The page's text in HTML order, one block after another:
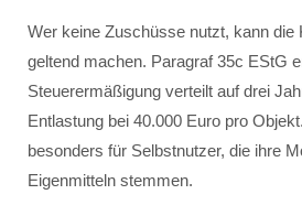
Wer keine Zuschüsse nutzt, kann die
geltend machen. Paragraf 35c EStG
Steuerermäßigung verteilt auf drei
Entlastung bei 40.000 Euro pro
besonders für Selbstnutzer, die ihre
Eigenmitteln stemmen.